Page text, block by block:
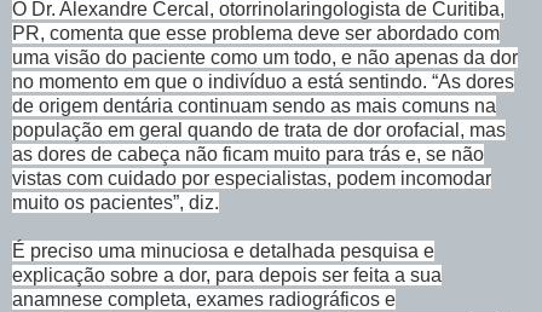
O Dr. Alexandre Cercal, otorrinolaringologista de Curitiba,
PR, comenta que esse problema deve ser abordado com
uma visão do paciente como um todo, e não apenas da dor
no momento em que o indivíduo a está sentindo. “As dores
de origem dentária continuam sendo as mais comuns na
população em geral quando de trata de dor orofacial, mas
as dores de cabeça não ficam muito para trás e, se não
vistas com cuidado por especialistas, podem incomodar
muito os pacientes”, diz.
É preciso uma minuciosa e detalhada pesquisa e
explicação sobre a dor, para depois ser feita a sua
anamnese completa, exames radiográficos e